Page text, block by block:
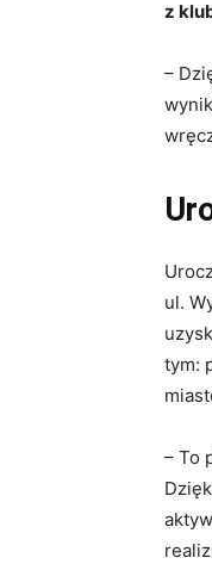
z
–
ul.
tym:
– To